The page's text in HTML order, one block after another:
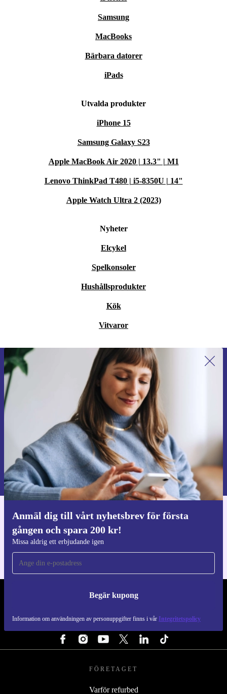
Samsung
MacBooks
Bärbara datorer
iPads
Utvalda produkter
iPhone 15
Samsung Galaxy S23
Apple MacBook Air 2020 | 13.3" | M1
Lenovo ThinkPad T480 | i5-8350U | 14"
Apple Watch Ultra 2 (2023)
Nyheter
Elcykel
Spelkonsoler
Hushållsprodukter
Kök
Vitvaror
Anmäl dig till vårt nyhetsbrev för första
gången och spara 200 kr!
Missa aldrig ett erbjudande igen
Begär kupong
Information om användningen av personuppgifter finns i vår Integritetspolicy
Anmäl dig till vårt nyhetsbrev för
första gången och spara 200 kr!
Missa aldrig ett erbjudande igen.
Begär kupong
Information om användningen av personuppgifter finns i vår
Integritetspolicy
Ladda ner refurbed appen
För iOS och Android
REFURBED SVERIGE - RETHINK NEW.
FÖLJ OSS
FÖRETAGET
Varför refurbed